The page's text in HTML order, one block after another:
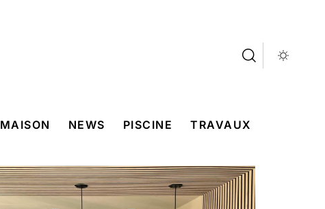
MAISON NEWS PISCINE TRAVAUX